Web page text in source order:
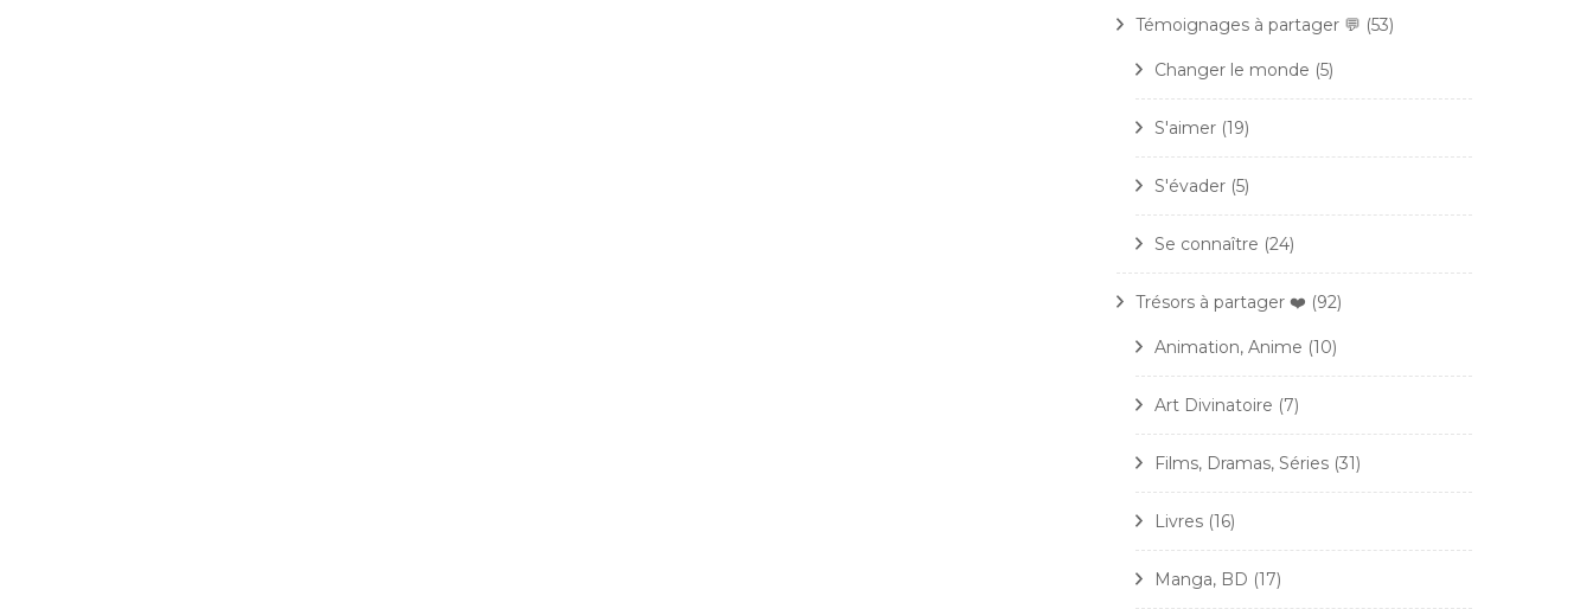
Témoignages à partager 💬 (53)
Changer le monde (5)
S'aimer (19)
S'évader (5)
Se connaître (24)
Trésors à partager ❤️ (92)
Animation, Anime (10)
Art Divinatoire (7)
Films, Dramas, Séries (31)
Livres (16)
Manga, BD (17)